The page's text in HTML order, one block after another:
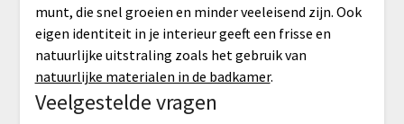
munt, die snel groeien en minder veeleisend zijn. Ook
eigen identiteit in je interieur geeft een frisse en
natuurlijke uitstraling zoals het gebruik van
natuurlijke materialen in de badkamer.
Veelgestelde vragen